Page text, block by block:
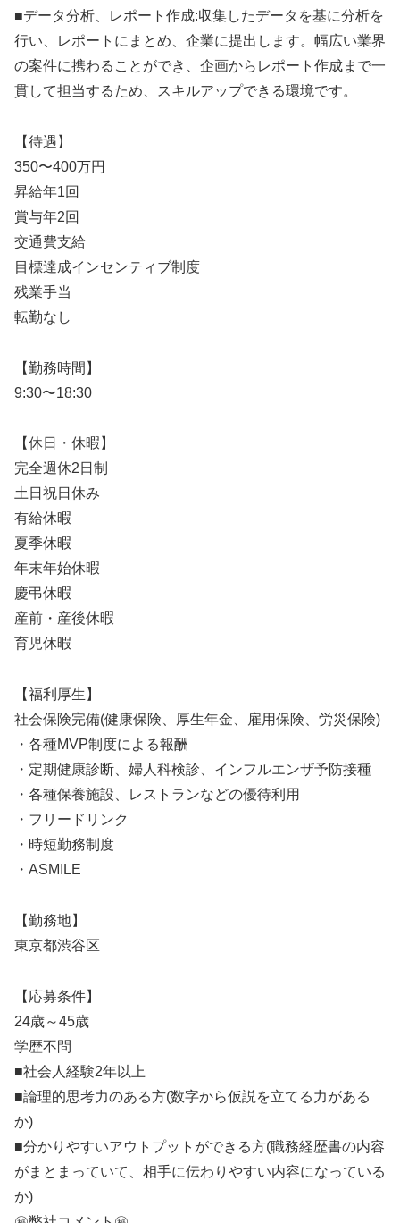
■データ分析、レポート作成:収集したデータを基に分析を
行い、レポートにまとめ、企業に提出します。幅広い業界
の案件に携わることができ、企画からレポート作成まで一
貫して担当するため、スキルアップできる環境です。
【待遇】
350〜400万円
昇給年1回
賞与年2回
交通費支給
目標達成インセンティブ制度
残業手当
転勤なし
【勤務時間】
9:30〜18:30
【休日・休暇】
完全週休2日制
土日祝日休み
有給休暇
夏季休暇
年末年始休暇
慶弔休暇
産前・産後休暇
育児休暇
【福利厚生】
社会保険完備(健康保険、厚生年金、雇用保険、労災保険)
・各種MVP制度による報酬
・定期健康診断、婦人科検診、インフルエンザ予防接種
・各種保養施設、レストランなどの優待利用
・フリードリンク
・時短勤務制度
・ASMILE
【勤務地】
東京都渋谷区
【応募条件】
24歳～45歳
学歴不問
■社会人経験2年以上
■論理的思考力のある方(数字から仮説を立てる力がある
か)
■分かりやすいアウトプットができる方(職務経歴書の内容
がまとまっていて、相手に伝わりやすい内容になっている
か)